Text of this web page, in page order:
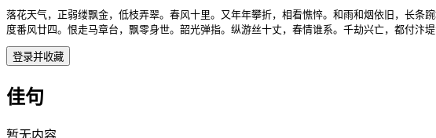
落花天气，正弱缕飘金，低枝弄翠。春风十里。又年年攀折，相看憔悴。和雨和烟依旧，长条
度番风廿四。恨走马章台，飘零身世。韶光弹指。纵游丝十丈，春情谁系。千劫兴亡，都付汴
登录并收藏
佳句
暂无内容